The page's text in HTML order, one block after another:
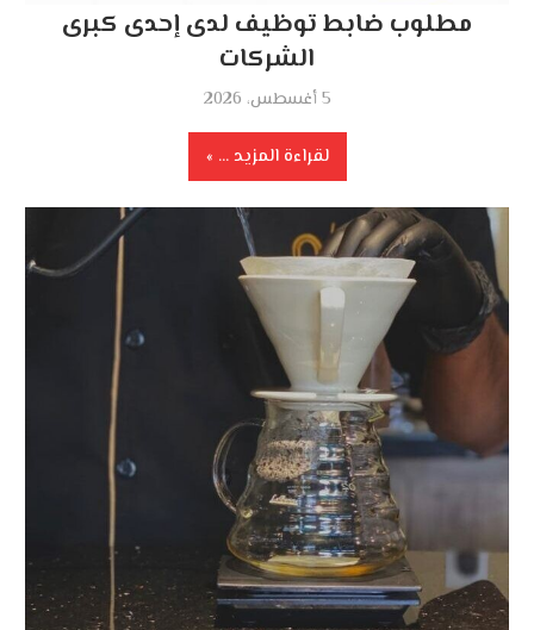
مطلوب ضابط توظيف لدى إحدى كبرى
الشركات
5 أغسطس، 2026
لقراءة المزيد ...